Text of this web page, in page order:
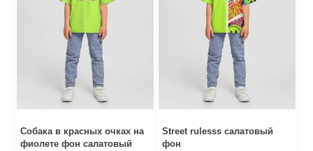
Собака в красных очках на
фиолете фон салатовый
Street rulesss салатовый
фон